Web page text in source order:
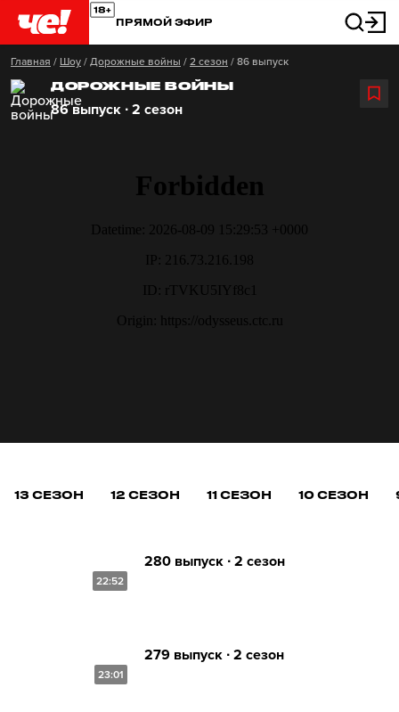
ПРЯМОЙ ЭФИР
Главная / Шоу / Дорожные войны / 2 сезон / 86 выпуск
ДОРОЖНЫЕ ВОЙНЫ
86 выпуск ∙ 2 сезон
13 СЕЗОН 12 СЕЗОН 11 СЕЗОН 10 СЕЗОН
22:52
280 выпуск ∙ 2 сезон
23:01
279 выпуск ∙ 2 сезон